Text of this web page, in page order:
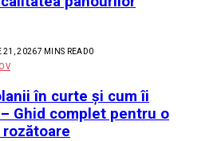
21, 20267 MINS READ0
în curte și cum îi
Ghid complet pentru o